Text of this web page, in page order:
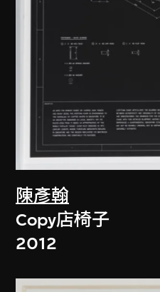
陳彥翰
Copy店椅子
2012